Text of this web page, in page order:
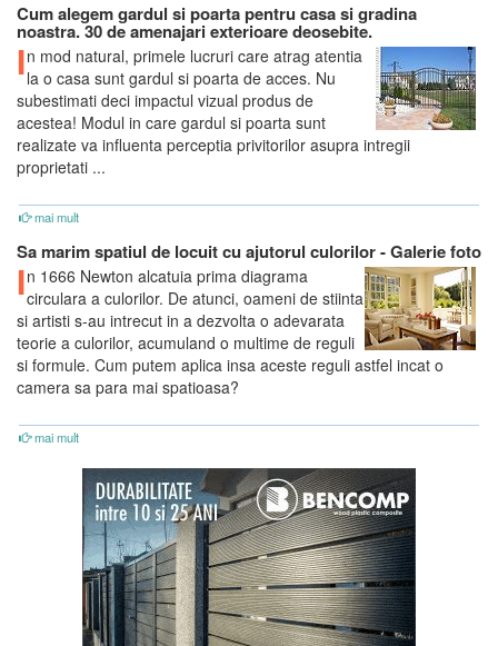
Cum alegem gardul si poarta pentru casa si gradina
noastra. 30 de amenajari exterioare deosebite.
In mod natural, primele lucruri care atrag atentia
la o casa sunt gardul si poarta de acces. Nu
subestimati deci impactul vizual produs de
acestea! Modul in care gardul si poarta sunt
realizate va influenta perceptia privitorilor asupra intregii
proprietati ...
mai mult
Sa marim spatiul de locuit cu ajutorul culorilor - Galerie foto
In 1666 Newton alcatuia prima diagrama
circulara a culorilor. De atunci, oameni de stiinta
si artisti s-au intrecut in a dezvolta o adevarata
teorie a culorilor, acumuland o multime de reguli
si formule. Cum putem aplica insa aceste reguli astfel incat o
camera sa para mai spatioasa?
mai mult